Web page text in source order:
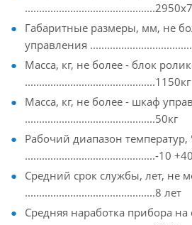
Габаритные размеры, мм, не
управления
Масса, кг, не более - блок
..............................................1150кг
Масса, кг, не более - шкаф
..............................................50кг
Рабочий диапазон температур,
..............................................-10 +40
Средний срок службы, лет, не
..............................................8 лет
Средняя наработка прибора на